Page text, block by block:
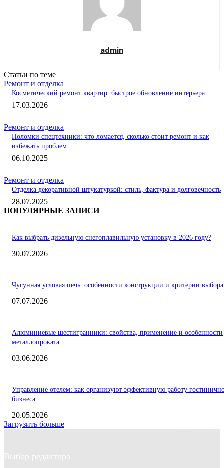
admin
Статьи по теме
Ремонт и отделка
Косметический ремонт квартир: быстрое обновление интерьера
17.03.2026
Ремонт и отделка
Поломки спецтехники: что ломается, сколько стоит ремонт и как
избежать проблем
06.10.2025
Ремонт и отделка
Отделка декоративной штукатуркой: стиль, фактура и долговечность
28.07.2025
ПОПУЛЯРНЫЕ ЗАПИСИ
Как выбрать дизельную снегоплавильную установку в 2026 году?
30.07.2026
Чугунная угловая печь: особенности конструкции и критерии выбора
07.07.2026
Алюминиевые шестигранники: свойства, применение и особенности
металлопроката
03.06.2026
Управление отелем: как организуют эффективную работу
бизнеса
20.05.2026
Загрузить больше
Выбор редактора